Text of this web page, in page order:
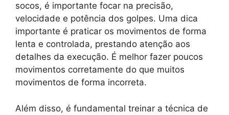
socos, é importante focar na precisão,
velocidade e potência dos golpes. Uma dica
importante é praticar os movimentos de forma
lenta e controlada, prestando atenção aos
detalhes da execução. É melhor fazer poucos
movimentos corretamente do que muitos
movimentos de forma incorreta.
Além disso, é fundamental treinar a técnica de